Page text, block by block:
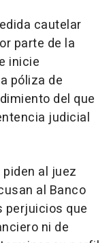
cautelar
parte de la
inicie
póliza de
del que
judicial
al juez
al Banco
perjuicios que
ni de